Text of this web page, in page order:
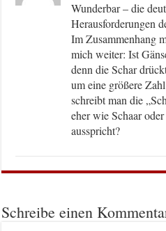
Wunderbar – die
Herausforderungen
Im Zusammenhang
mich weiter: Ist
denn die Schar
um eine größere
schreibt man die
eher wie Schaar
ausspricht?
Schreibe einen